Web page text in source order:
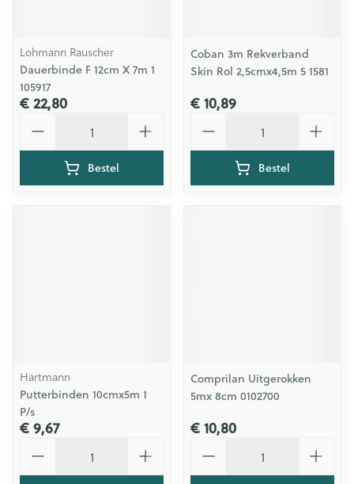
Lohmann Rauscher
Dauerbinde F 12cm X 7m 1
105917
€ 22,80
Bestel
Coban 3m Rekverband
Skin Rol 2,5cmx4,5m 5 1581
€ 10,89
Bestel
Hartmann
Putterbinden 10cmx5m 1
P/s
€ 9,67
Comprilan Uitgerokken
5mx 8cm 0102700
€ 10,80